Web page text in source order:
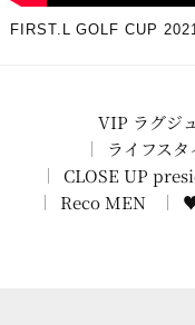
FIRST.L GOLF CUP 2021
VIP ラグジ
ライフスタ
CLOSE UP
Reco MEN